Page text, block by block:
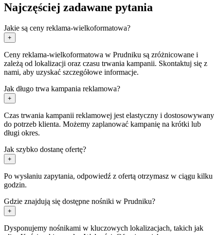
Najczęściej zadawane pytania
Jakie są ceny reklama-wielkoformatowa?
+
Ceny reklama-wielkoformatowa w Prudniku są zróżnicowane i
zależą od lokalizacji oraz czasu trwania kampanii. Skontaktuj się z
nami, aby uzyskać szczegółowe informacje.
Jak długo trwa kampania reklamowa?
+
Czas trwania kampanii reklamowej jest elastyczny i dostosowywany
do potrzeb klienta. Możemy zaplanować kampanię na krótki lub
długi okres.
Jak szybko dostanę ofertę?
+
Po wysłaniu zapytania, odpowiedź z ofertą otrzymasz w ciągu kilku
godzin.
Gdzie znajdują się dostępne nośniki w Prudniku?
+
Dysponujemy nośnikami w kluczowych lokalizacjach, takich jak